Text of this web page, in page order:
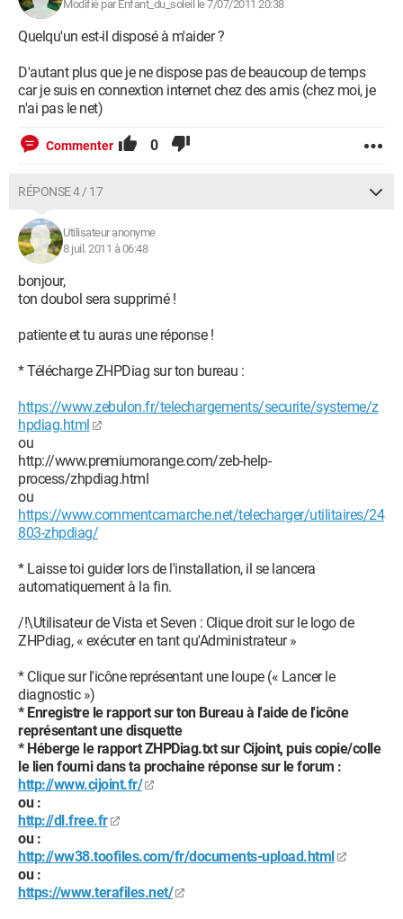
Modifié par Enfant_du_soleil le 7/07/2011 20:38
Quelqu'un est-il disposé à m'aider ?
D'autant plus que je ne dispose pas de beaucoup de temps
car je suis en connextion internet chez des amis (chez moi, je
n'ai pas le net)
Commenter 0
RÉPONSE 4 / 17
Utilisateur anonyme
8 juil. 2011 à 06:48
bonjour,
ton doubol sera supprimé !
patiente et tu auras une réponse !
* Télécharge ZHPDiag sur ton bureau :
https://www.zebulon.fr/telechargements/securite/systeme/z
hpdiag.html
ou
http://www.premiumorange.com/zeb-help-
process/zhpdiag.html
ou
https://www.commentcamarche.net/telecharger/utilitaires/24
803-zhpdiag/
* Laisse toi guider lors de l'installation, il se lancera
automatiquement à la fin.
/!\Utilisateur de Vista et Seven : Clique droit sur le logo de
ZHPdiag, « exécuter en tant qu'Administrateur »
* Clique sur l'icône représentant une loupe (« Lancer le
diagnostic »)
* Enregistre le rapport sur ton Bureau à l'aide de l'icône
représentant une disquette
* Héberge le rapport ZHPDiag.txt sur Cijoint, puis copie/colle
le lien fourni dans ta prochaine réponse sur le forum :
http://www.cijoint.fr/
ou :
http://dl.free.fr
ou :
http://ww38.toofiles.com/fr/documents-upload.html
ou :
https://www.terafiles.net/